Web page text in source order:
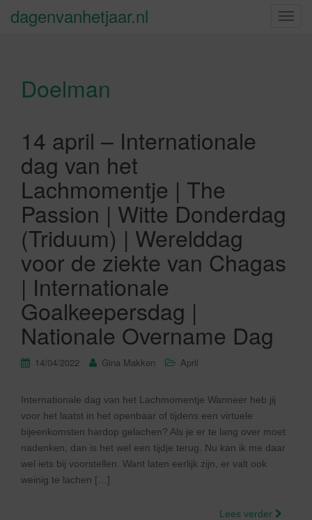
S
dagenvanhetjaar.nl
Doelman
14 april – Internationale
dag van het
Lachmomentje | The
Passion | Witte Donderdag
(Triduum) | Werelddag
voor de ziekte van Chagas
| Internationale
Goalkeepersdag |
Nationale Overname Dag
14/04/2022 Gina Makken April
Internationale dag van het Lachmomentje Wanneer heb jij
voor het laatst in het openbaar of tijdens een virtuele
bijeenkomsten hardop gelachen? Als je er te lang over moet
nadenken, dan is het wel een tijdje terug. Nu kan ik me daar
wel iets bij voorstellen. Want laten eerlijk zijn, er valt ook
weinig te lachen […]
Lees verder